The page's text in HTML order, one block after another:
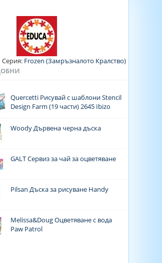
Серия:Frozen (Замръзналото Кралство)
Quercetti Рисувай с шаблони Stencil
Design Farm (19 части) 2645 Ibizo
Woody Дървена черна дъска
GALT Сервиз за чай за оцветяване
Pilsan Дъска за рисуване Handy
Melissa&Doug Оцветяване с вода
Paw Patrol